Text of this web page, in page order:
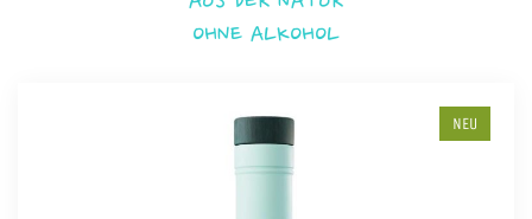
OHNE ALKOHOL
NEU